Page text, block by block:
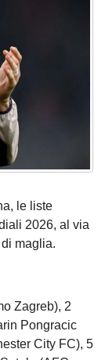
le liste
2026, al via
maglia.
Zagreb), 2
Pongracic
City FC), 5